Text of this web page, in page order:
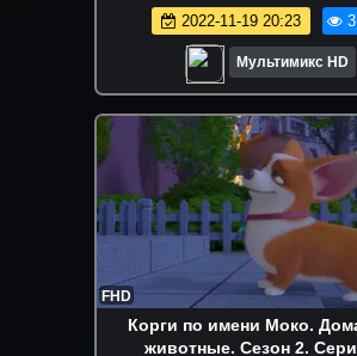
мультсериалы дисней
2022-11-19 20:23
Мультимикс HD
FHD
Корги по имени Моко.
животные. Сезон 2.